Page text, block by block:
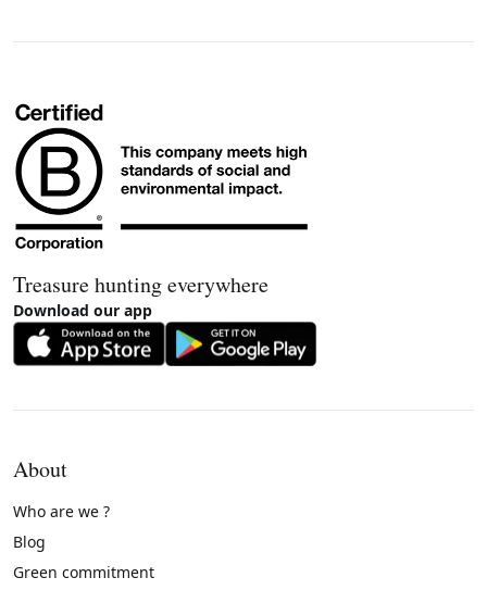
Treasure hunting everywhere
Download our app
About
Who are we ?
Blog
Green commitment